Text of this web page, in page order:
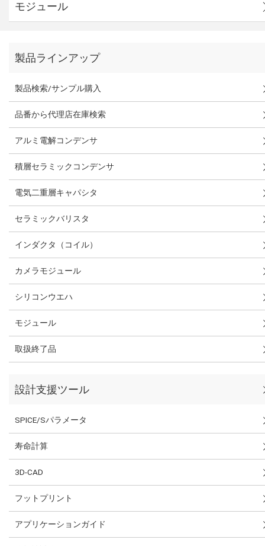
モジュール
製品ラインアップ
製品検索/サンプル購入
品番から代理店在庫検索
アルミ電解コンデンサ
積層セラミックコンデンサ
電気二重層キャパシタ
セラミックバリスタ
インダクタ（コイル）
カメラモジュール
シリコンウエハ
モジュール
取扱終了品
設計支援ツール
SPICE/Sパラメータ
寿命計算
3D-CAD
フットプリント
アプリケーションガイド